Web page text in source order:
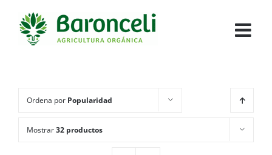
Ordena por Popularidad
Mostrar32 productos